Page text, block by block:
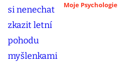
Moje Psychologie